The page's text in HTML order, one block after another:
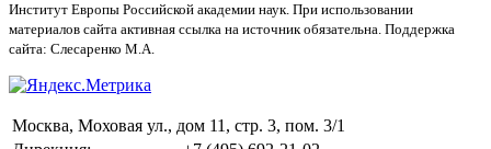
Институт Европы Российской академии наук. При использовании
материалов сайта активная ссылка на источник обязательна. Поддержка
сайта: Слесаренко М.А.
Москва, Моховая ул., дом 11, стр. 3, пом. 3/1